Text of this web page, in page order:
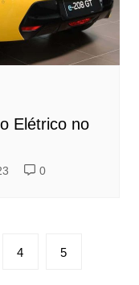
Elétrico no
0
4 5